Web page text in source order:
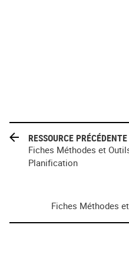
RESSOURCE PRÉCÉDENTE
Fiches Méthodes et
Planification
Fiches Méthodes